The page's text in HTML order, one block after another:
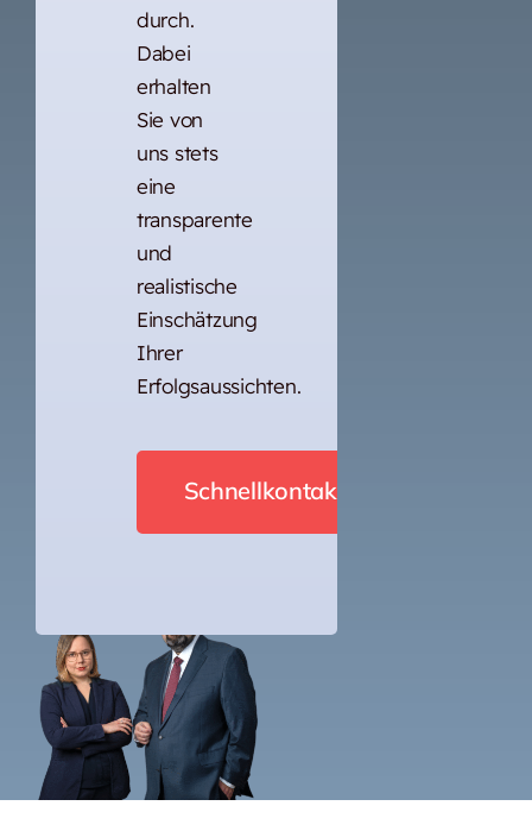
durch.
Dabei
erhalten
Sie von
uns stets
eine
transparente
und
realistische
Einschätzung
Ihrer
Erfolgsaussichten.
Schnellkontakt